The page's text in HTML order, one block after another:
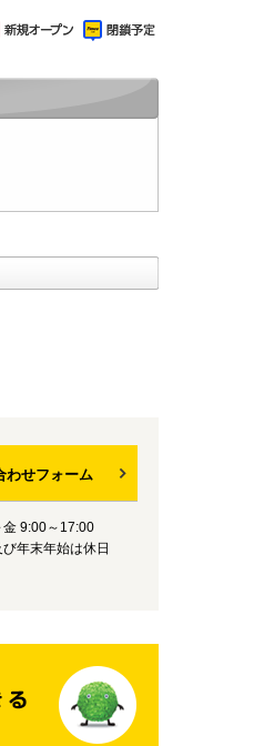
わせフォーム
9:00～17:00
年末年始は休日